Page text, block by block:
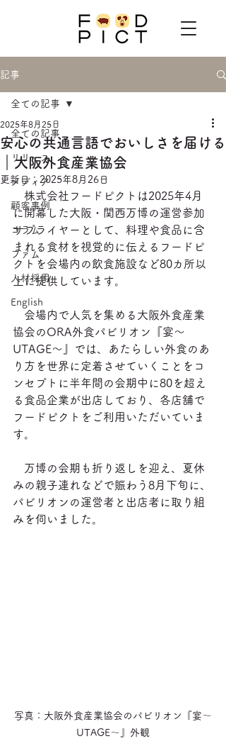
記事
全ての記事
リリース
メディア
顧客事例
コラム
ファム
人材採用
English
全ての記事
安心の共通言語でおいしさを届ける
｜大阪外食産業協会
2025年8月25日
更新日： 2025年8月26日
株式会社フードピクトは2025年4月
に開幕した大阪・関西万博の運営参加
サプライヤーとして、料理や食品に含
まれる食材を視覚的に伝えるフードピ
クトを会場内の飲食施設など80カ所以
上に提供しています。
会場内で人気を集める大阪外食産業
協会のORA外食パビリオン『宴～
UTAGE～』では、あたらしい外食のあ
り方を世界に定着させていくことをコ
ンセプトに半年間の会期中に80を超え
る食品企業が出店しており、各店舗で
フードピクトをご利用いただいていま
す。
万博の会期も折り返しを迎え、夏休
みの親子連れなどで賑わう8月下旬に、
パビリオンの運営者と出店者に取り組
みを伺いました。
写真：大阪外食産業協会のパビリオン『宴～
UTAGE～』外観